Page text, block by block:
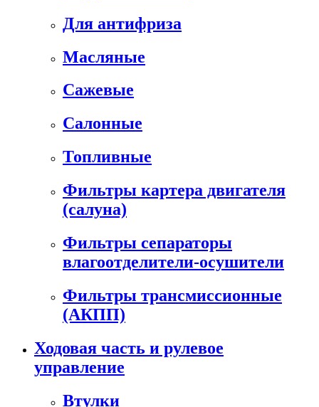
Для антифриза
Масляные
Сажевые
Салонные
Топливные
Фильтры картера двигателя
(салуна)
Фильтры сепараторы
влагоотделители-осушители
Фильтры трансмиссионные
(АКПП)
Ходовая часть и рулевое
управление
Втулки